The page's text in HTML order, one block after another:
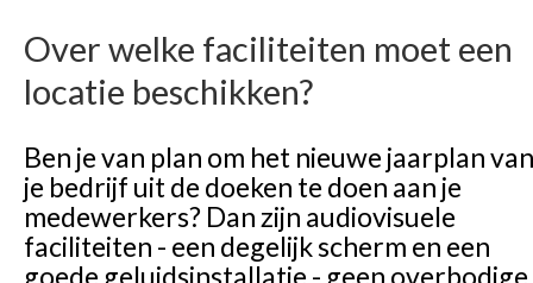
Over welke faciliteiten moet een
locatie beschikken?
Ben je van plan om het nieuwe jaarplan van
je bedrijf uit de doeken te doen aan je
medewerkers? Dan zijn audiovisuele
faciliteiten - een degelijk scherm en een
goede geluidsinstallatie - geen overbodige